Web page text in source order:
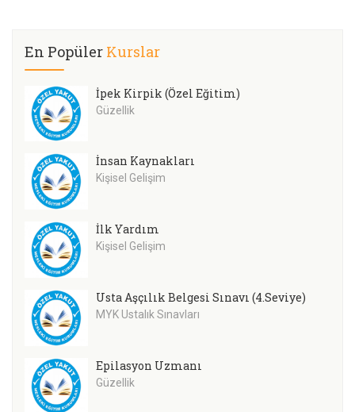
En Popüler Kurslar
İpek Kirpik (Özel Eğitim)
Güzellik
İnsan Kaynakları
Kişisel Gelişim
İlk Yardım
Kişisel Gelişim
Usta Aşçılık Belgesi Sınavı (4.Seviye)
MYK Ustalık Sınavları
Epilasyon Uzmanı
Güzellik